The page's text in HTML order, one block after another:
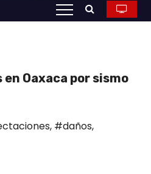
Oaxaca por sismo
, #daños,